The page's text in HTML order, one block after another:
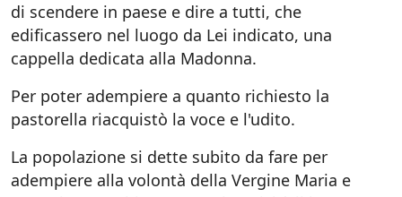
di scendere in paese e dire a tutti, che
edificassero nel luogo da Lei indicato, una
cappella dedicata alla Madonna.
Per poter adempiere a quanto richiesto la
pastorella riacquistò la voce e l'udito.
La popolazione si dette subito da fare per
adempiere alla volontà della Vergine Maria e